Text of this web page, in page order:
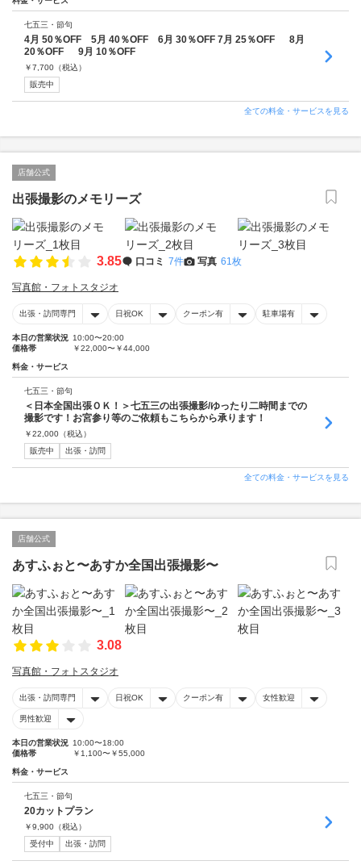
七五三・節句
4月 50％OFF 5月 40％OFF 6月 30％OFF 7月 25％OFF 8月
20％OFF 9月 10％OFF
￥7,700 （税込）
販売中
全ての料金・サービスを見る
店舗公式
出張撮影のメモリーズ
3.85 口コミ 7件 写真 61枚
写真館・フォトスタジオ
出張・訪問専門 日祝OK クーポン有 駐車場有
本日の営業状況 10:00〜20:00
価格帯
￥22,000〜￥44,000
料金・サービス
七五三・節句
＜日本全国出張ＯＫ！＞七五三の出張撮影/ゆったり二時間までの
撮影です！お宮参り等のご依頼もこちらから承ります！
￥22,000 （税込）
販売中
出張・訪問
全ての料金・サービスを見る
店舗公式
あすふぉと〜あすか全国出張撮影〜
3.08
写真館・フォトスタジオ
出張・訪問専門 日祝OK クーポン有 女性歓迎
男性歓迎
本日の営業状況 10:00〜18:00
価格帯
￥1,100〜￥55,000
料金・サービス
七五三・節句
20カットプラン
￥9,900 （税込）
受付中
出張・訪問